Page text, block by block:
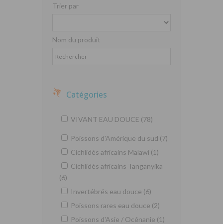
Trier par
Nom du produit
Catégories
VIVANT EAU DOUCE (78)
Poissons d'Amérique du sud (7)
Cichlidés africains Malawi (1)
Cichlidés africains Tanganyika
(6)
Invertébrés eau douce (6)
Poissons rares eau douce (2)
Poissons d'Asie / Océnanie (1)